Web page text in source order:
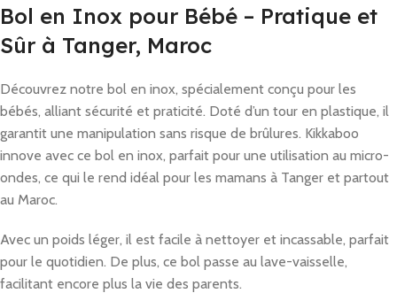
Bol en Inox pour Bébé – Pratique et
Sûr à Tanger, Maroc
Découvrez notre bol en inox, spécialement conçu pour les
bébés, alliant sécurité et praticité. Doté d’un tour en plastique, il
garantit une manipulation sans risque de brûlures. Kikkaboo
innove avec ce bol en inox, parfait pour une utilisation au micro-
ondes, ce qui le rend idéal pour les mamans à Tanger et partout
au Maroc.
Avec un poids léger, il est facile à nettoyer et incassable, parfait
pour le quotidien. De plus, ce bol passe au lave-vaisselle,
facilitant encore plus la vie des parents.